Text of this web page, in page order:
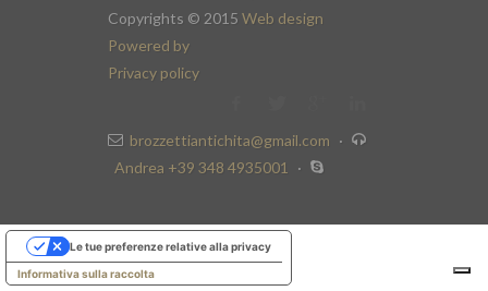
Copyrights © 2015 Web design
Powered by
Privacy policy
brozzettiantichita@gmail.com ·
Andrea +39 348 4935001
·
Informativa sulla raccolta
Le tue preferenze relative alla privacy